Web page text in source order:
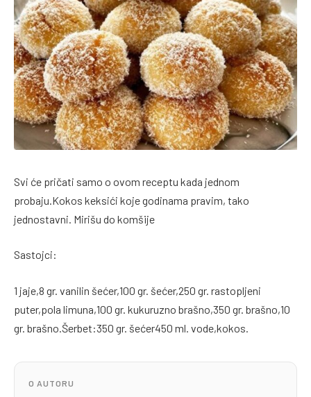
Svi će pričati samo o ovom receptu kada jednom
probaju.Kokos keksići koje godinama pravim, tako
jednostavni. Mirišu do komšije
Sastojci:
1 jaje,8 gr. vanilin šećer,100 gr. šećer,250 gr. rastopljeni
puter,pola limuna,100 gr. kukuruzno brašno,350 gr. brašno,10
gr. brašno.Šerbet:350 gr. šećer450 ml. vode,kokos.
O AUTORU